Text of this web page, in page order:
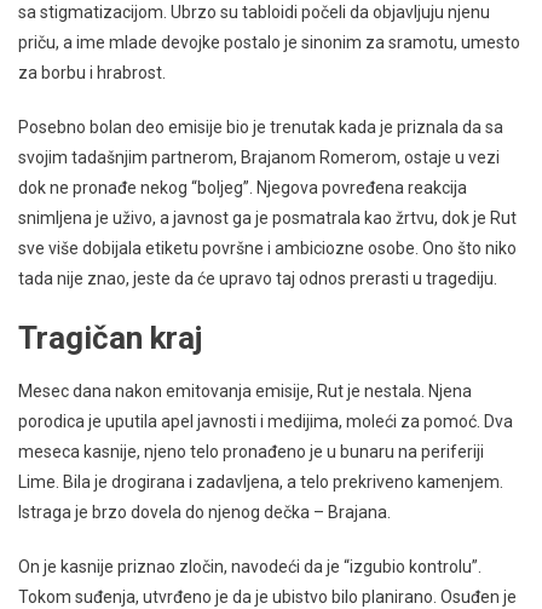
sa stigmatizacijom. Ubrzo su tabloidi počeli da objavljuju njenu
priču, a ime mlade devojke postalo je sinonim za sramotu, umesto
za borbu i hrabrost.
Posebno bolan deo emisije bio je trenutak kada je priznala da sa
svojim tadašnjim partnerom, Brajanom Romerom, ostaje u vezi
dok ne pronađe nekog “boljeg”. Njegova povređena reakcija
snimljena je uživo, a javnost ga je posmatrala kao žrtvu, dok je Rut
sve više dobijala etiketu površne i ambiciozne osobe. Ono što niko
tada nije znao, jeste da će upravo taj odnos prerasti u tragediju.
Tragičan kraj
Mesec dana nakon emitovanja emisije, Rut je nestala. Njena
porodica je uputila apel javnosti i medijima, moleći za pomoć. Dva
meseca kasnije, njeno telo pronađeno je u bunaru na periferiji
Lime. Bila je drogirana i zadavljena, a telo prekriveno kamenjem.
Istraga je brzo dovela do njenog dečka – Brajana.
On je kasnije priznao zločin, navodeći da je “izgubio kontrolu”.
Tokom suđenja, utvrđeno je da je ubistvo bilo planirano. Osuđen je